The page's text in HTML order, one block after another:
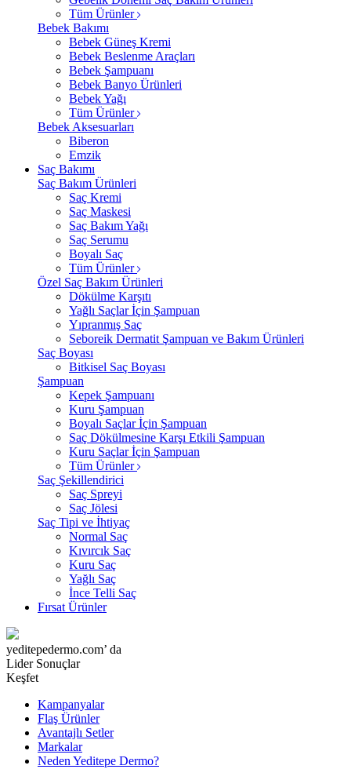
Tüm Ürünler
Bebek Bakımı
Bebek Güneş Kremi
Bebek Beslenme Araçları
Bebek Şampuanı
Bebek Banyo Ürünleri
Bebek Yağı
Tüm Ürünler
Bebek Aksesuarları
Biberon
Emzik
Saç Bakımı
Saç Bakım Ürünleri
Saç Kremi
Saç Maskesi
Saç Bakım Yağı
Saç Serumu
Boyalı Saç
Tüm Ürünler
Özel Saç Bakım Ürünleri
Dökülme Karşıtı
Yağlı Saçlar İçin Şampuan
Yıpranmış Saç
Seboreik Dermatit Şampuan ve Bakım Ürünleri
Saç Boyası
Bitkisel Saç Boyası
Şampuan
Kepek Şampuanı
Kuru Şampuan
Boyalı Saçlar İçin Şampuan
Saç Dökülmesine Karşı Etkili Şampuan
Kuru Saçlar İçin Şampuan
Tüm Ürünler
Saç Şekillendirici
Saç Spreyi
Saç Jölesi
Saç Tipi ve İhtiyaç
Normal Saç
Kıvırcık Saç
Kuru Saç
Yağlı Saç
İnce Telli Saç
Fırsat Ürünler
yeditepedermo.com’ da
Lider Sonuçlar
Keşfet
Kampanyalar
Flaş Ürünler
Avantajlı Setler
Markalar
Neden Yeditepe Dermo?